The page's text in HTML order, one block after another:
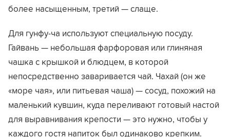
более насыщенным, третий — слаще.
Для гунфу-ча используют специальную посуду.
Гайвань — небольшая фарфоровая или глиняная
чашка с крышкой и блюдцем, в которой
непосредственно заваривается чай. Чахай (он же
«море чая», или питьевая чаша) — сосуд, похожий на
маленький кувшин, куда переливают готовый настой
для выравнивания крепости — это нужно, чтобы у
каждого гостя напиток был одинаково крепким.